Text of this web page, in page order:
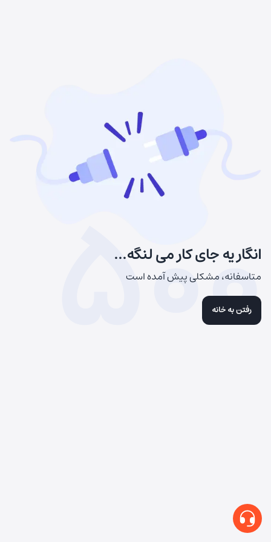
انگار یه جای کار می لنگه...
متاسفانه، مشکلی پیش آمده است
رفتن به خانه
500